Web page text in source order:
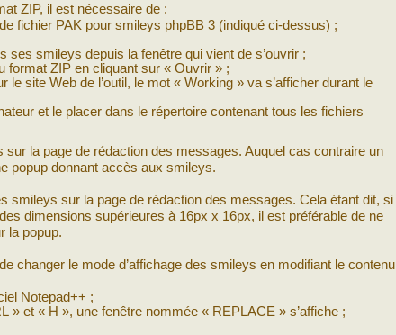
ZIP, il est nécessaire de :
fichier PAK pour smileys phpBB 3 (indiqué ci-dessus) ;
smileys depuis la fenêtre qui vient de s’ouvrir ;
format ZIP en cliquant sur « Ouvrir » ;
site Web de l’outil, le mot « Working » va s’afficher durant le
et le placer dans le répertoire contenant tous les fichiers
sur la page de rédaction des messages. Auquel cas contraire un
popup donnant accès aux smileys.
smileys sur la page de rédaction des messages. Cela étant dit, si
dimensions supérieures à 16px x 16px, il est préférable de ne
la popup.
changer le mode d’affichage des smileys en modifiant le contenu
Notepad++ ;
» et « H », une fenêtre nommée « REPLACE » s’affiche ;